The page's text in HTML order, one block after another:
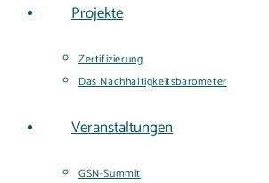
Projekte
Zertifizierung
Das Nachhaltigkeitsbarometer
Veranstaltungen
GSN-Summit